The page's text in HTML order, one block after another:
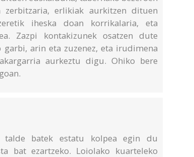
zerbitzaria, erlikiak aurkitzen dituen
iheska doan korrikalaria, eta
Zazpi kontakizunek osatzen dute
garbi, arin eta zuzenez, eta irudimena
aurkeztu digu. Ohiko bere
batek estatu kolpea egin du
bat ezartzeko. Loiolako kuarteleko